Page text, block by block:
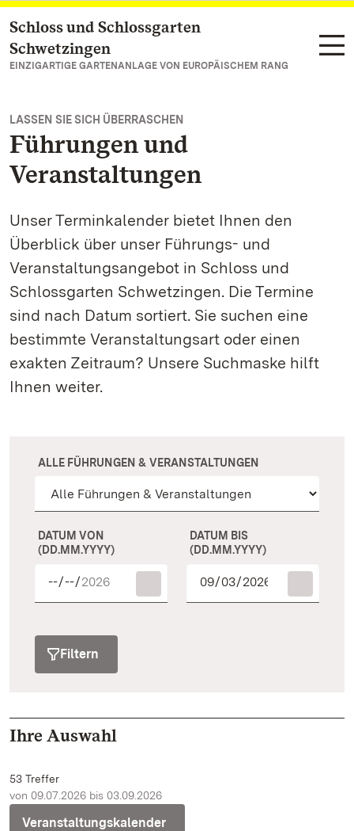
Zum Hauptinhalt springen
Schloss und Schlossgarten
Schwetzingen
EINZIGARTIGE GARTENANLAGE VON EUROPÄISCHEM RANG
LASSEN SIE SICH ÜBERRASCHEN
Führungen und
Veranstaltungen
Unser Terminkalender bietet Ihnen den
Überblick über unser Führungs- und
Veranstaltungsangebot in Schloss und
Schlossgarten Schwetzingen. Die Termine
sind nach Datum sortiert. Sie suchen eine
bestimmte Veranstaltungsart oder einen
exakten Zeitraum? Unsere Suchmaske hilft
Ihnen weiter.
ALLE FÜHRUNGEN & VERANSTALTUNGEN
DATUM VON
(DD.MM.YYYY)
DATUM BIS
(DD.MM.YYYY)
Filtern
Ihre Auswahl
53 Treffer
von 09.07.2026 bis 03.09.2026
Veranstaltungskalender